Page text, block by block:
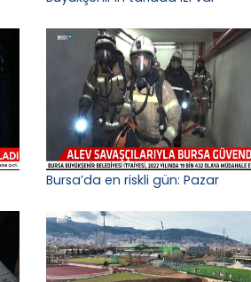
Bursa’da en riskli gün: Pazar